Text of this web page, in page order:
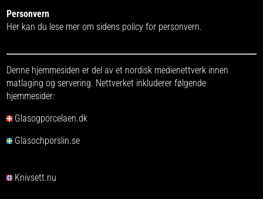
Personvern
Her kan du lese mer om sidens policy for personvern.
Denne hjemmesiden er del av et nordisk medienettverk innen
matlaging og servering. Nettverket inkluderer følgende
hjemmesider:
Glasogporcelaen.dk
Glasochporslin.se
Knivsett.nu